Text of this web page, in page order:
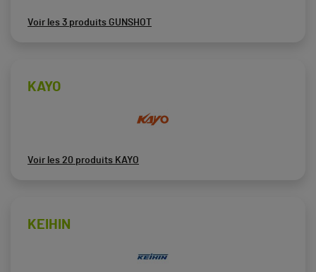
Voir les 3 produits GUNSHOT
KAYO
Voir les 20 produits KAYO
KEIHIN